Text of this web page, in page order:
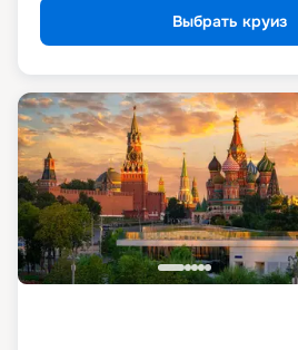
Выбрать круиз